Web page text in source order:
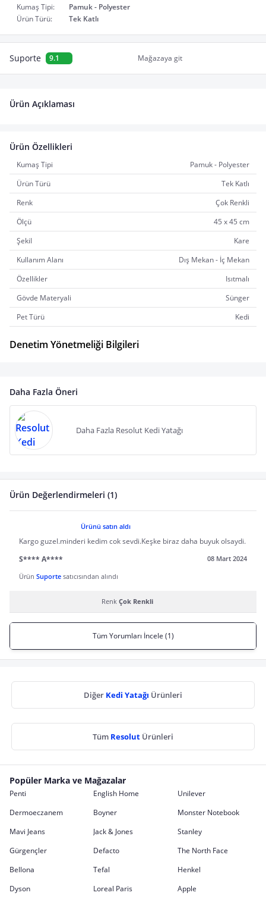
Kumaş Tipi:
Pamuk - Polyester
Ürün Türü:
Tek Katlı
Suporte 9.1 Mağazaya git
Ürün Açıklaması
Ürün Özellikleri
Kumaş Tipi
Pamuk - Polyester
Ürün Türü
Tek Katlı
Renk
Çok Renkli
Ölçü
45 x 45 cm
Şekil
Kare
Kullanım Alanı
Dış Mekan - İç Mekan
Özellikler
Isıtmalı
Gövde Materyali
Sünger
Pet Türü
Kedi
Denetim Yönetmeliği Bilgileri
Daha Fazla Öneri
Daha Fazla Resolut Kedi Yatağı
Ürün Değerlendirmeleri (1)
Ürünü satın aldı
Kargo guzel.minderi kedim cok sevdi.Keşke biraz daha buyuk olsaydi.
S**** A****
08 Mart 2024
Ürün Suporte satıcısından alındı
Renk Çok Renkli
Tüm Yorumları İncele (1)
Diğer Kedi Yatağı Ürünleri
Tüm Resolut Ürünleri
Popüler Marka ve Mağazalar
Penti English Home
Unilever
Dermoeczanem
Boyner
Monster Notebook
Mavi Jeans
Jack & Jones
Stanley
Gürgençler
Defacto
The North Face
Bellona
Tefal
Henkel
Dyson
Loreal Paris Apple